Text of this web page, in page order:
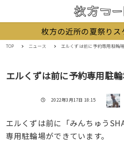
枚方の近所の夏祭り
TOP ニュース エルくずは前に予約専用駐輪
エルくずは前に予約専用駐
投稿日
2022年3月17日 18:15 著者
エルくずは前に「みんちゅう
専用駐輪場ができています。